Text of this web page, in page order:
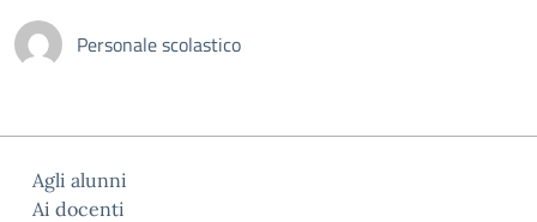
Personale scolastico
Agli alunni
Ai docenti